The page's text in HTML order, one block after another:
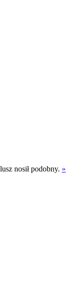
nosił podobny. »